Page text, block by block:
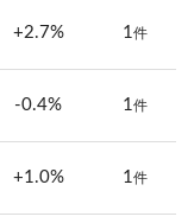
+2.7% 1件
-0.4% 1件
+1.0% 1件